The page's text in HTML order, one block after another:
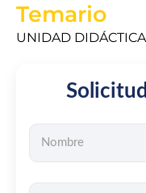
Temario
UNIDAD